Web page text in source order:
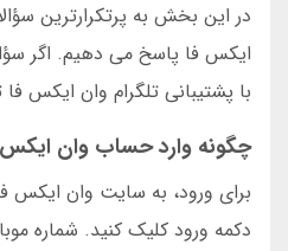
در این بخش به پرتکرارترین
ایکس فا پاسخ می دهیم. اگر
با پشتیبانی تلگرام وان ایکس
چگونه وارد حساب وان
برای ورود، به سایت وان ایکس
دکمه ورود کلیک کنید. شماره